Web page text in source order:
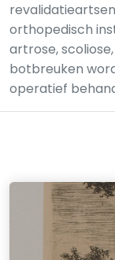
orthopedisch
artrose,
botbreuken
operatief